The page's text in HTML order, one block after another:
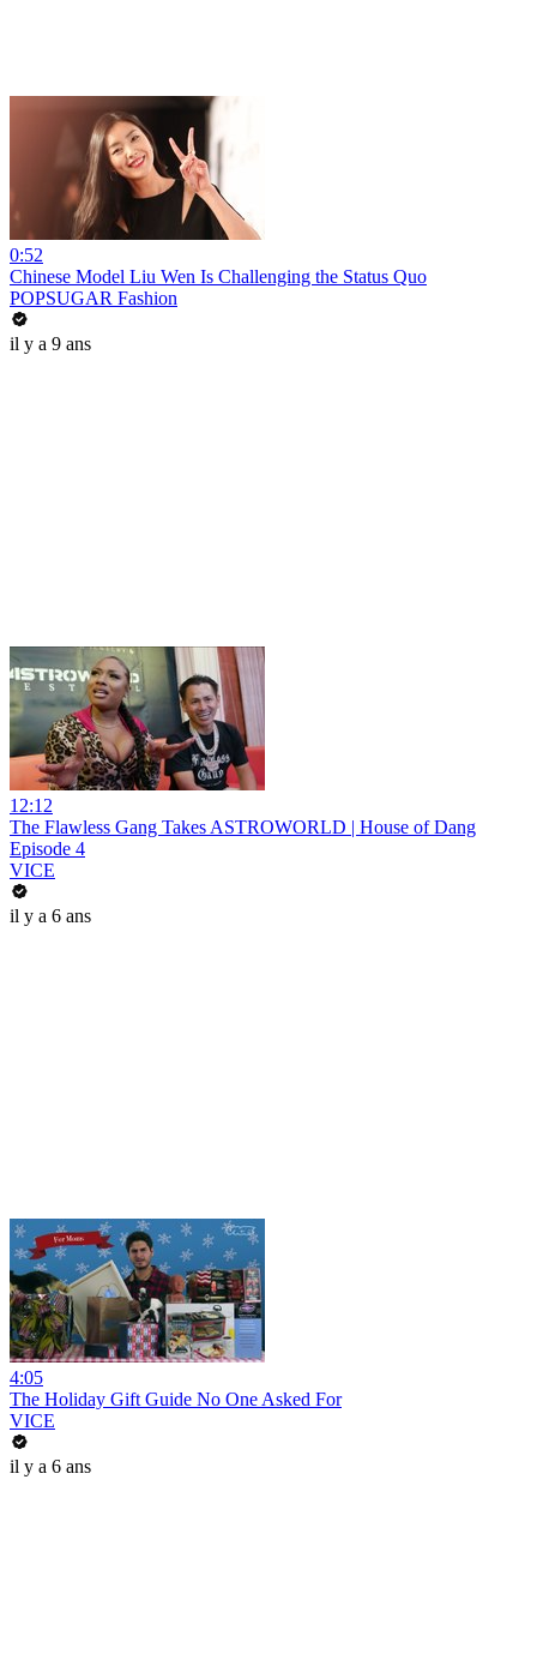
0:52
Chinese Model Liu Wen Is Challenging the Status Quo
POPSUGAR Fashion
il y a 9 ans
12:12
The Flawless Gang Takes ASTROWORLD | House of Dang
Episode 4
VICE
il y a 6 ans
4:05
The Holiday Gift Guide No One Asked For
VICE
il y a 6 ans